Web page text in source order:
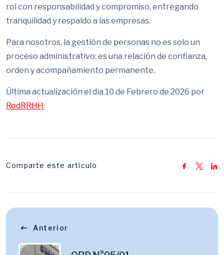
rol con responsabilidad y compromiso, entregando
tranquilidad y respaldo a las empresas.
Para nosotros, la gestión de personas no es solo un
proceso administrativo: es una relación de confianza,
orden y acompañamiento permanente.
Última actualización el dia 10 de Febrero de 2026 por
RedRRHH
Comparte este articulo
Anterior